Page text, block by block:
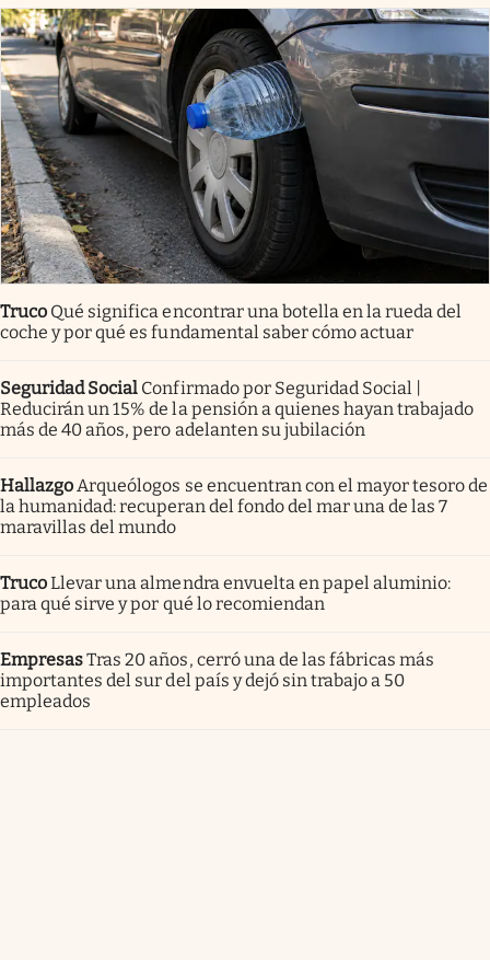
Truco Qué significa encontrar una botella en la rueda del
coche y por qué es fundamental saber cómo actuar
Seguridad Social Confirmado por Seguridad Social |
Reducirán un 15% de la pensión a quienes hayan trabajado
más de 40 años, pero adelanten su jubilación
Hallazgo Arqueólogos se encuentran con el mayor tesoro de
la humanidad: recuperan del fondo del mar una de las 7
maravillas del mundo
TrucoLlevar una almendra envuelta en papel aluminio:
para qué sirve y por qué lo recomiendan
EmpresasTras 20 años, cerró una de las fábricas más
importantes del sur del país y dejó sin trabajo a 50
empleados